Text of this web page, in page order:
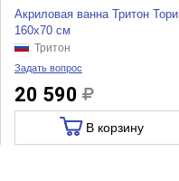
Акриловая ванна Тритон Тори
160x70 см
Тритон
Задать вопрос
20 590
В корзину